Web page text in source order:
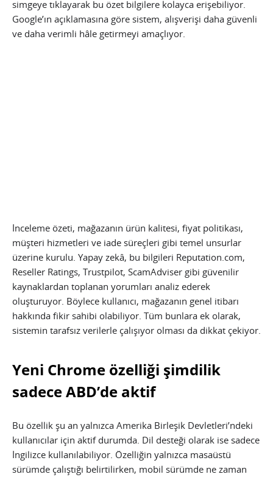
simgeye tıklayarak bu özet bilgilere kolayca erişebiliyor.
Google’ın açıklamasına göre sistem, alışverişi daha güvenli
ve daha verimli hâle getirmeyi amaçlıyor.
İnceleme özeti, mağazanın ürün kalitesi, fiyat politikası,
müşteri hizmetleri ve iade süreçleri gibi temel unsurlar
üzerine kurulu. Yapay zekâ, bu bilgileri Reputation.com,
Reseller Ratings, Trustpilot, ScamAdviser gibi güvenilir
kaynaklardan toplanan yorumları analiz ederek
oluşturuyor. Böylece kullanıcı, mağazanın genel itibarı
hakkında fikir sahibi olabiliyor. Tüm bunlara ek olarak,
sistemin tarafsız verilerle çalışıyor olması da dikkat çekiyor.
Yeni Chrome özelliği şimdilik
sadece ABD’de aktif
Bu özellik şu an yalnızca Amerika Birleşik Devletleri’ndeki
kullanıcılar için aktif durumda. Dil desteği olarak ise sadece
İngilizce kullanılabiliyor. Özelliğin yalnızca masaüstü
sürümde çalıştığı belirtilirken, mobil sürümde ne zaman